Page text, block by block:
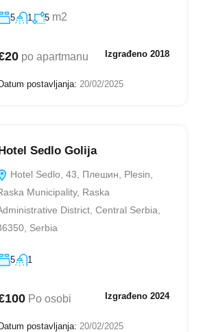
5 1 5 m2
po apartmanu Izgrađeno 2018
Datum postavljanja: 20/02/2025
Sedlo Golija
Hotel Sedlo, 43, Плешин, Plesin,
Municipality, Raska
District, Central Serbia,
Serbia
5 1
Po osobi Izgrađeno 2024
Datum postavljanja: 20/02/2025